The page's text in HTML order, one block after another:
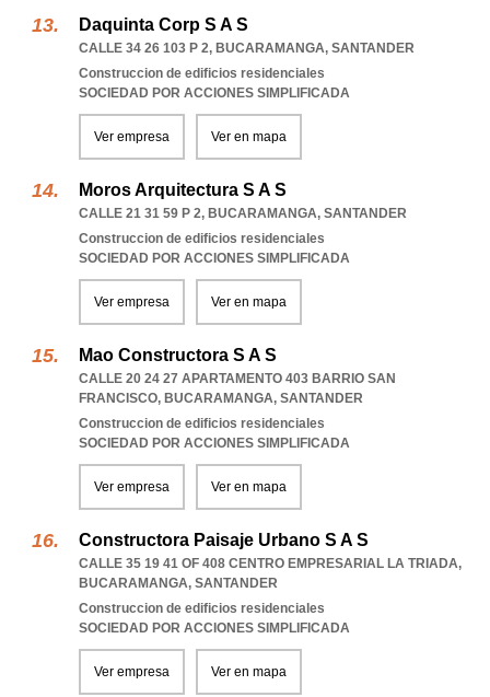
Daquinta Corp S A S
CALLE 34 26 103 P 2, BUCARAMANGA, SANTANDER
Construccion de edificios residenciales
SOCIEDAD POR ACCIONES SIMPLIFICADA
Ver empresa Ver en mapa
Moros Arquitectura S A S
CALLE 21 31 59 P 2, BUCARAMANGA, SANTANDER
Construccion de edificios residenciales
SOCIEDAD POR ACCIONES SIMPLIFICADA
Ver empresa Ver en mapa
Mao Constructora S A S
CALLE 20 24 27 APARTAMENTO 403 BARRIO SAN
FRANCISCO, BUCARAMANGA, SANTANDER
Construccion de edificios residenciales
SOCIEDAD POR ACCIONES SIMPLIFICADA
Ver empresa Ver en mapa
Constructora Paisaje Urbano S A S
CALLE 35 19 41 OF 408 CENTRO EMPRESARIAL LA TRIADA,
BUCARAMANGA, SANTANDER
Construccion de edificios residenciales
SOCIEDAD POR ACCIONES SIMPLIFICADA
Ver empresa Ver en mapa